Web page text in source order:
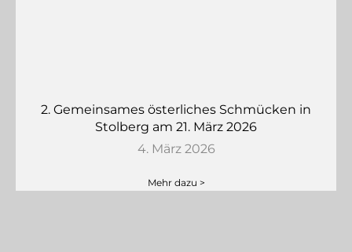
2. Gemeinsames österliches Schmücken in
Stolberg am 21. März 2026
4. März 2026
Mehr dazu >